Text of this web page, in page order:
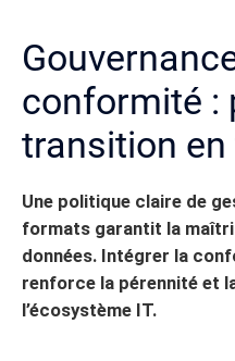
conformité :
transition
Une politique claire de
formats garantit la
données. Intégrer la
renforce la pérennité et
l’écosystème IT.